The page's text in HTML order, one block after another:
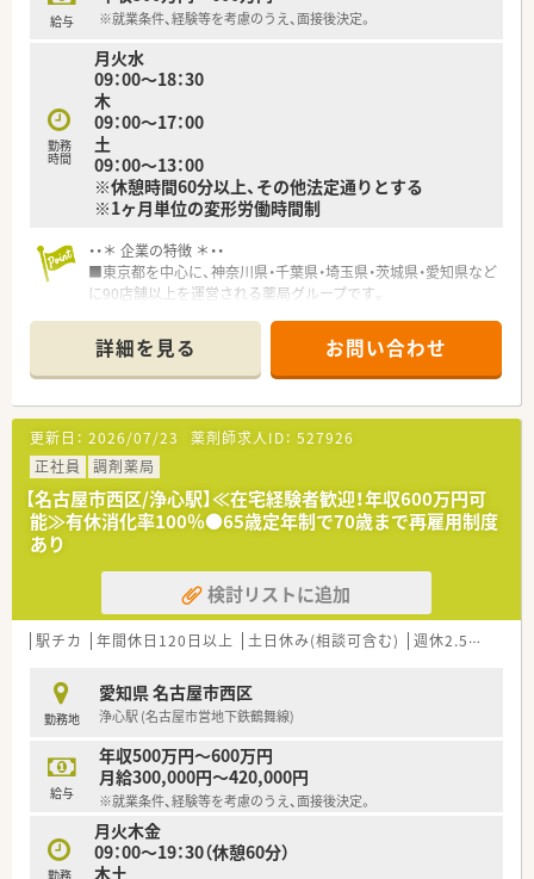
■薬局業界では珍しい完全週休2日制を採用しており、年間休日
120日以上とプライベートの時間も確保できます。
■勤務時間は週平均40時間シフト制、休憩60分で中抜けなしで
勤務が可能です。
■ 全社平均の月間残業時間は13.2時間と少なく、超過分は1分単
位で支給されるためサービス残業の心配はありません。
給与 ※就業条件、経験等を考慮のうえ、面接後決定。
勤務
時間
月火水
09：00～18：30
木
09：00～17：00
土
09：00～13：00
※休憩時間60分以上、その他法定通りとする
※1ヶ月単位の変形労働時間制
・・＊ 企業の特徴 ＊・・
■東京都を中心に、神奈川県・千葉県・埼玉県・茨城県・愛知県など
に90店舗以上を運営される薬局グループです。
定薬剤師助成など、きめ細かく実践的な教育プログラムを実施さ
れています。
■患者様・医師・製薬メーカーMRと信頼関係を築くため、温かみ
のある対応・会話力を重視し、社員育成されています。
研修会ではロールプレイングも行いますので、経験が少ない
方、経験内容に偏りがある方、ブランク明けの方にも安心して始
めていただけます。
■管理職を目指す方、現場のエキスパート・固定エリアで落ち着
いてキャリアを磨きたい方、ご希望に応じてそれぞれにキャリア
形成できる制度を用意されています。
詳細を見る お問い合わせ
更新日： 2026/07/23 薬剤師求人ID： 527926
正社員
調剤薬局
【名古屋市西区/浄心駅】≪在宅経験者歓迎！年収600万円可
能≫有休消化率100％●65歳定年制で70歳まで再雇用制度
あり
検討リストに追加
駅チカ 年間休日120日以上 土日休み(相談可含む) 週休2.5日以上
勤務地
愛知県 名古屋市西区
浄心駅 (名古屋市営地下鉄鶴舞線)
給与
年収500万円～600万円
月給300,000円～420,000円
※就業条件、経験等を考慮のうえ、面接後決定。
勤務
月火木金
09：00～19：30（休憩60分）
木土